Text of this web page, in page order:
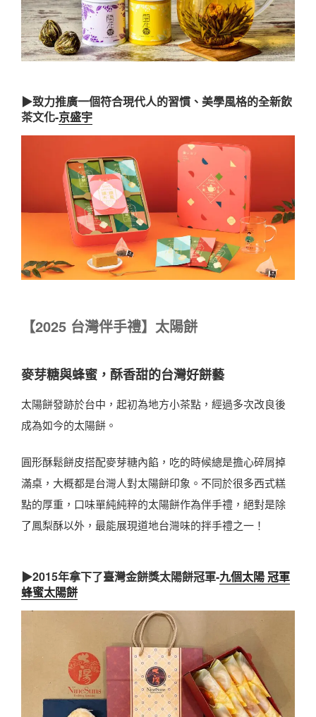
▶致力推廣一個符合現代人的習慣、美學風格的全新飲
茶文化-京盛宇
【2025 台灣伴手禮】太陽餅
麥芽糖與蜂蜜，酥香甜的台灣好餅藝
太陽餅發跡於台中，起初為地方小茶點，經過多次改良後
成為如今的太陽餅。
圓形酥鬆餅皮搭配麥芽糖內餡，吃的時候總是擔心碎屑掉
滿桌，大概都是台灣人對太陽餅印象。不同於很多西式糕
點的厚重，口味單純純粹的太陽餅作為伴手禮，絕對是除
了鳳梨酥以外，最能展現道地台灣味的拌手禮之一！
▶2015年拿下了臺灣金餅獎太陽餅冠軍-九個太陽 冠軍
蜂蜜太陽餅